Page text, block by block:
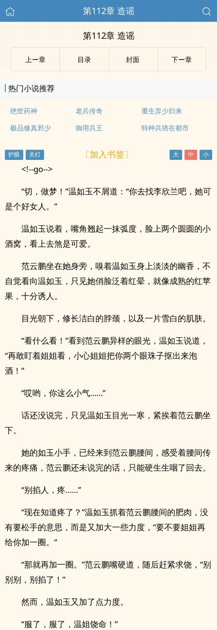
第112章 造谣
第112章 造谣
上ー章 目录 封面 下ー章
热门小说推荐
绝世药神 老兵传奇
重生弃少归来
极品修真邪少
御用兵王 特种兵痞在都市
〔加入书签〕
<!--go-->
“切，做梦！”温如玉不屑道：“你去找李欣兰吧，她可
是个好女人。”
温如玉说着，嘴角翘起一抹弧度，脸上两个圆圆的小
酒窝，看上去煞是可爱。
范云鹏坐在她身旁，嗅着温如玉身上淡淡的幽香，不
自觉看向温如玉，只见她俏脸泛着红晕，就像成熟的红苹
果，十分诱人。
目光朝下，修长洁白的脖颈，以及一片雪白的肌肤。
“看什么看！”看到范云鹏异样的眼光，温如玉说道，
“再敢盯着姐姐看，小心姐姐把你两个眼珠子抠出来泡
酒！”
“哎哟，你这么小气……”
话还没说完，只见温如玉目光一寒，紧挨着范云鹏坐
下。
她的如玉小手，已经来到范云鹏腰间，感受着腰间传
来的疼痛，范云鹏还未说完的话，只能硬生生咽了回去。
“别掐人，疼……”
“现在知道疼了？”温如玉抓着范云鹏腰间的肥肉，没
有要松手的意思，而是又加大一些力度，“要不要姐姐再
给你加一圈。”
“那就再加一圈。”范云鹏嘴硬道，随后赶紧求饶，“别
别别，别掐了！”
然而，温如玉又加了点力度。
“服了，服了，温姐饶命！”